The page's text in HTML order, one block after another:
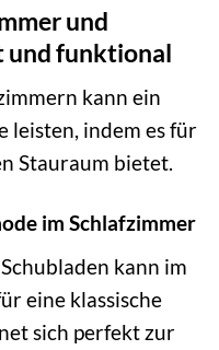
und
und funktional
kann ein
leisten, indem es für
Stauraum bietet.
im Schlafzimmer
kann im
eine klassische
sich perfekt zur